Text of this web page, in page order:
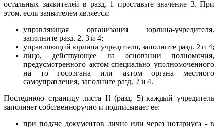
остальных заявителей в разд. 1 проставьте значение 3. При
этом, если заявителем является:
управляющая организация юрлица-учредителя,
заполните разд. 2, 3 и 4;
управляющий юрлица-учредителя, заполните разд. 2 и 4;
лицо, действующее на основании полномочия,
предусмотренного актом специально уполномоченного
на то госоргана или актом органа местного
самоуправления, заполните разд. 2 и 4.
Последнюю страницу листа Н (разд. 5) каждый учредитель
заполняет собственноручно и подписывает ее:
при подаче документов лично или через нотариуса - в